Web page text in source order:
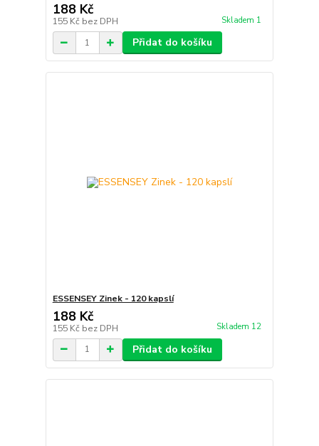
188 Kč
155 Kč bez DPH Skladem 1
Přidat do košíku
ESSENSEY Zinek - 120 kapslí
188 Kč
155 Kč bez DPH Skladem 12
Přidat do košíku